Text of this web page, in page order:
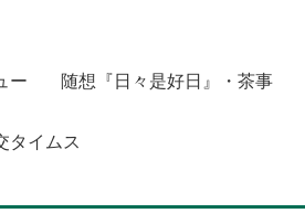
ー 随想『日々是好日』・茶事
タイムス